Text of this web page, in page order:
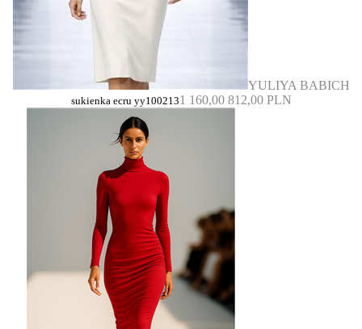
YULIYA BABICH
sukienka ecru yy1002131 160,00 812,00 PLN